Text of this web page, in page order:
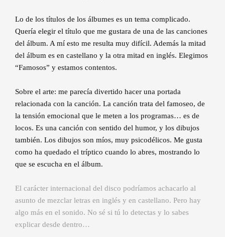
Lo de los títulos de los álbumes es un tema complicado.
Quería elegir el título que me gustara de una de las canciones
del álbum. A mí esto me resulta muy difícil. Además la mitad
del álbum es en castellano y la otra mitad en inglés. Elegimos
“Famosos” y estamos contentos.
Sobre el arte: me parecía divertido hacer una portada
relacionada con la canción. La canción trata del famoseo, de
la tensión emocional que le meten a los programas… es de
locos. Es una canción con sentido del humor, y los dibujos
también. Los dibujos son míos, muy psicodélicos. Me gusta
como ha quedado el tríptico cuando lo abres, mostrando lo
que se escucha en el álbum.
El carácter internacional del disco podríamos achacarlo al
asunto de mezclar letras en inglés y en castellano. Pero hay
algo más en el sonido. No sé si tú lo detectas y lo sabes
explicar desde dentro…